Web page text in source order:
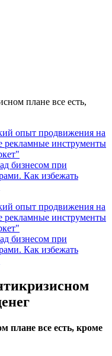
плане все есть,
опыт продвижения на
рекламные инструменты
бизнесом при
Как избежать
опыт продвижения на
рекламные инструменты
бизнесом при
Как избежать
плане все есть, кроме